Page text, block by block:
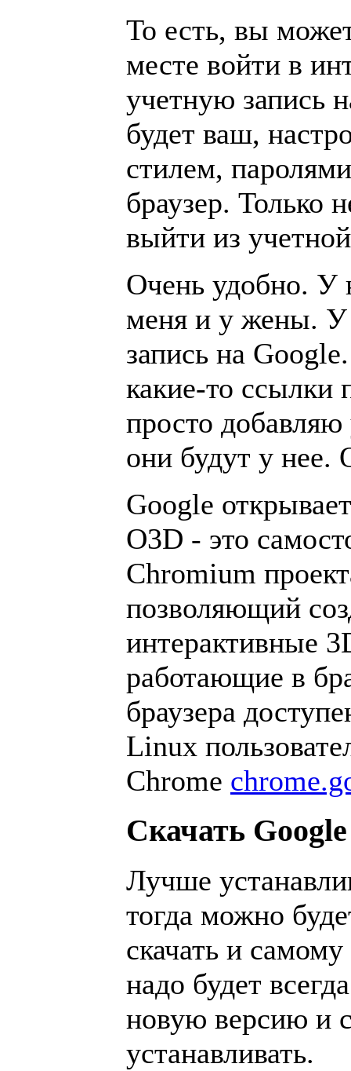
То есть, вы
месте войти в
учетную запись
будет ваш,
стилем,
браузер. Только
выйти из
Очень удобно. У
меня и у жены. У
запись на
какие-то ссылки
просто добавляю
они будут у нее.
Google
O3D - это
Chromium
позволяющий
интерактивные
работающие в
браузера
Linux
Chrome
Скачать
Лучше
тогда можно
скачать и
надо будет
новую версию и
устанавливать.